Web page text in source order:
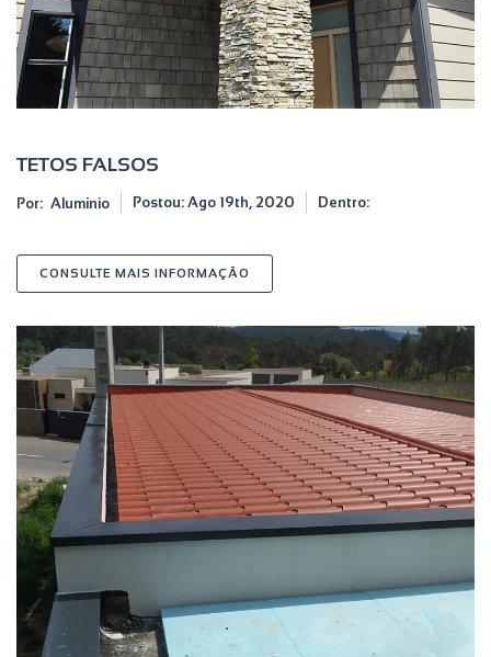
TETOS FALSOS
Por: Aluminio Postou: Ago 19th, 2020 Dentro:
CONSULTE MAIS INFORMAÇÃO